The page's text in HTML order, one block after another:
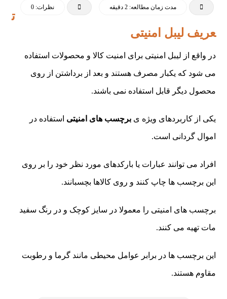
مدت زمان مطالعه: 2 دقیقه نظرات: 0
ت
عریف لیبل امنیتی
در واقع از لیبل امنیتی برای امنیت کالا و محصولات استفاده
می شود که یکبار مصرف هستند و بعد از برداشتن از روی
محصول دیگر قابل استفاده نمی باشند.
یکی از کاربردهای ویژه یبرچسب های امنیتی استفاده در
اموال گردانی است.
افراد می توانند عبارات یا بارکدهای مورد نظر خود را بر روی
این برچسب ها چاپ کنند و روی کالاها بچسبانند.
برچسب های امنیتی را معمولا در سایز کوچک و در رنگ سفید
مات تهیه می کنند.
این برچسب ها در برابر عوامل محیطی مانند گرما و رطوبت
مقاوم هستند.